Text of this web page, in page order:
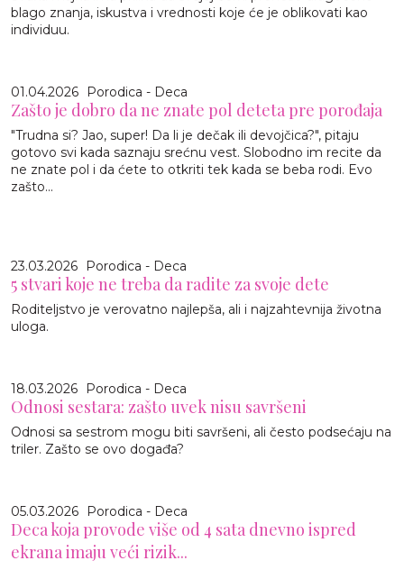
blago znanja, iskustva i vrednosti koje će je oblikovati kao
individuu.
01.04.2026 Porodica - Deca
Zašto je dobro da ne znate pol deteta pre porođaja
"Trudna si? Jao, super! Da li je dečak ili devojčica?", pitaju
gotovo svi kada saznaju srećnu vest. Slobodno im recite da
ne znate pol i da ćete to otkriti tek kada se beba rodi. Evo
zašto...
23.03.2026 Porodica - Deca
5 stvari koje ne treba da radite za svoje dete
Roditeljstvo je verovatno najlepša, ali i najzahtevnija životna
uloga.
18.03.2026 Porodica - Deca
Odnosi sestara: zašto uvek nisu savršeni
Odnosi sa sestrom mogu biti savršeni, ali često podsećaju na
triler. Zašto se ovo događa?
05.03.2026 Porodica - Deca
Deca koja provode više od 4 sata dnevno ispred
ekrana imaju veći rizik...